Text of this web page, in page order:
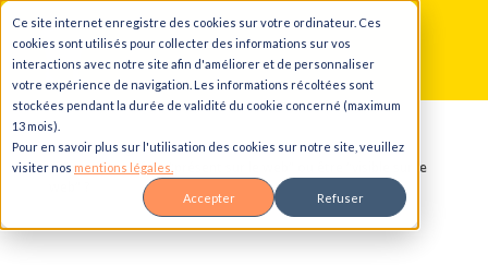
Ce site internet enregistre des cookies sur votre ordinateur. Ces
cookies sont utilisés pour collecter des informations sur vos
interactions avec notre site afin d'améliorer et de personnaliser
votre expérience de navigation. Les informations récoltées sont
stockées pendant la durée de validité du cookie concerné (maximum
13 mois).
Pour en savoir plus sur l'utilisation des cookies sur notre site, veuillez
visiter nos mentions légales.
Accepter Refuser
Aller au contenu principal
Aller à la navigation principale
Aller au pied de page
Accueil
Blog
Devez-vous être “présent sur le web” ou être “visible sur le